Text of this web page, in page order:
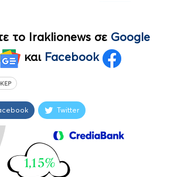
το Iraklionews σε Google
και Facebook
Twitter